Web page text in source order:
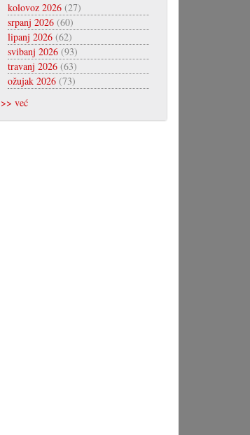
kolovoz 2026(27)
srpanj 2026(60)
lipanj 2026(62)
svibanj 2026(93)
travanj 2026(63)
ožujak 2026(73)
>> već